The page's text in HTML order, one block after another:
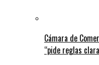
Cámara de
“pide reglas